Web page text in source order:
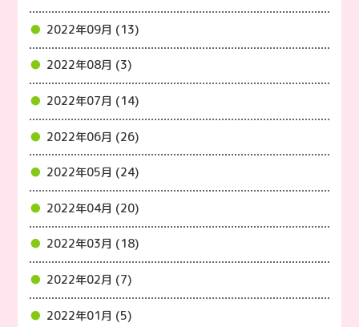
2022年09月 (13)
2022年08月 (3)
2022年07月 (14)
2022年06月 (26)
2022年05月 (24)
2022年04月 (20)
2022年03月 (18)
2022年02月 (7)
2022年01月 (5)